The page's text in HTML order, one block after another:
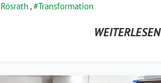
Rösrath, Transformation
WEITERLESEN